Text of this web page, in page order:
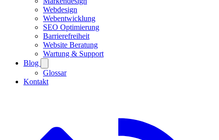
Webdesign
Webentwicklung
SEO Optimierung
Barrierefreiheit
Website Beratung
Wartung & Support
Blog
Glossar
Kontakt